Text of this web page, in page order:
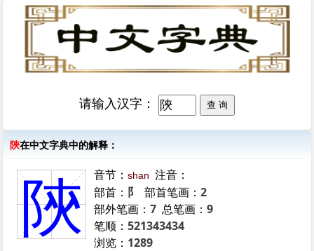
请输入汉字：
陝在中文字典中的解释：
陝 音节：shan 注音：
部首： 阝 部首笔画：2
部外笔画：7 总笔画：9
笔顺：521343434
浏览： 1289